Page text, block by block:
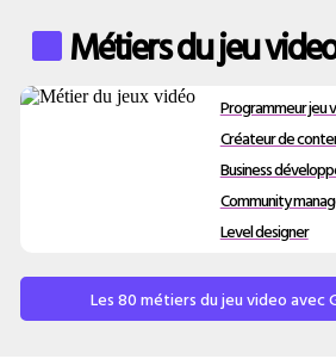
Métiers du jeu video
Programmeur jeu
Créateur de
Business
Community
Level designer
Les 80 métiers du jeu video avec